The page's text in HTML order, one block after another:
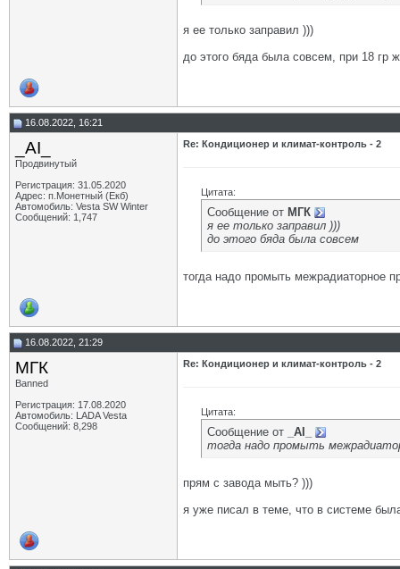
я ее только заправил )))
до этого бяда была совсем, при 18 гр
16.08.2022, 16:21
_AI_
Продвинутый
Регистрация: 31.05.2020
Адрес: п.Монетный (Екб)
Автомобиль: Vesta SW Winter
Сообщений: 1,747
Re: Кондиционер и климат-контроль - 2
Цитата:
Сообщение от МГК
я ее только заправил )))
до этого бяда была совсем
тогда надо промыть межрадиаторное
16.08.2022, 21:29
МГК
Banned
Регистрация: 17.08.2020
Автомобиль: LADA Vesta
Сообщений: 8,298
Re: Кондиционер и климат-контроль - 2
Цитата:
Сообщение от
_AI_
тогда надо промыть
прям с завода мыть? )))
я уже писал в теме, что в системе